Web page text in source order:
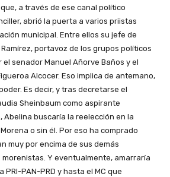
a través de ese canal político
abrió la puerta a varios priistas
municipal. Entre ellos su jefe de
portavoz de los grupos políticos
senador Manuel Añorve Baños y el
Alcocer. Eso implica de antemano,
Es decir, y tras decretarse el
Sheinbaum como aspirante
Abelina buscaría la reelección en la
o sin él. Por eso ha comprado
muy por encima de sus demás
Y eventualmente, amarraría
PRI-PAN-PRD y hasta el MC que